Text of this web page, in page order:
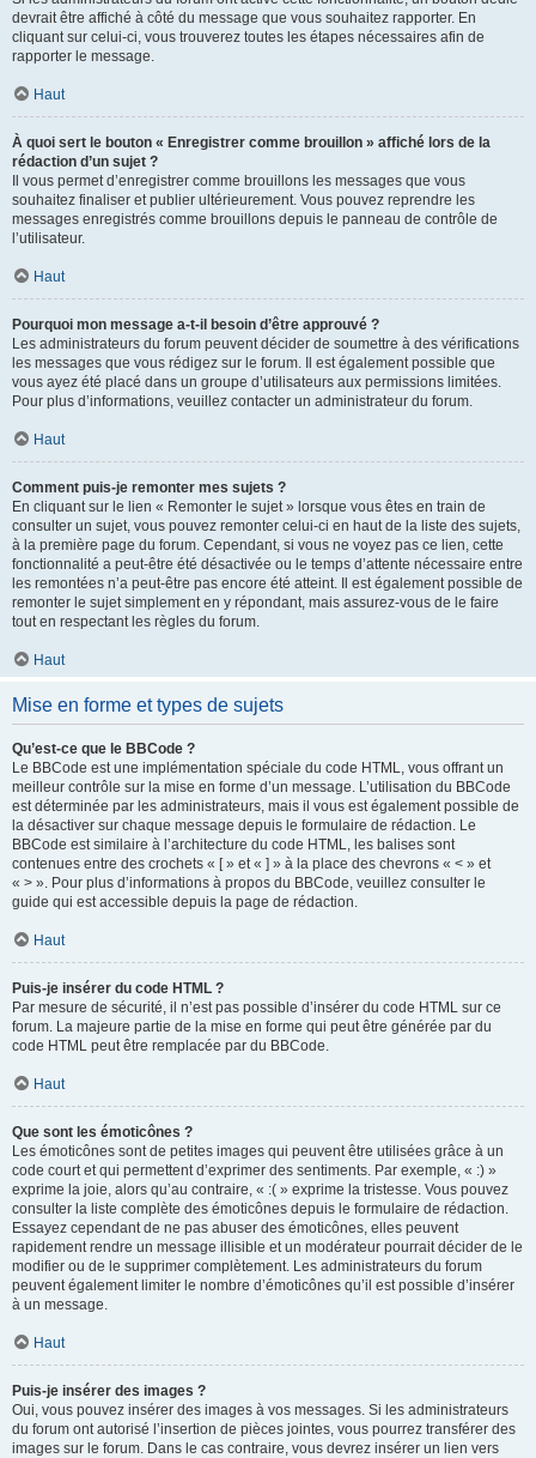
devrait être affiché à côté du message que vous souhaitez rapporter. En
cliquant sur celui-ci, vous trouverez toutes les étapes nécessaires afin de
rapporter le message.
Haut
À quoi sert le bouton « Enregistrer comme brouillon » affiché lors de la
rédaction d’un sujet ?
Il vous permet d’enregistrer comme brouillons les messages que vous
souhaitez finaliser et publier ultérieurement. Vous pouvez reprendre les
messages enregistrés comme brouillons depuis le panneau de contrôle de
l’utilisateur.
Haut
Pourquoi mon message a-t-il besoin d’être approuvé ?
Les administrateurs du forum peuvent décider de soumettre à des vérifications
les messages que vous rédigez sur le forum. Il est également possible que
vous ayez été placé dans un groupe d’utilisateurs aux permissions limitées.
Pour plus d’informations, veuillez contacter un administrateur du forum.
Haut
Comment puis-je remonter mes sujets ?
En cliquant sur le lien « Remonter le sujet » lorsque vous êtes en train de
consulter un sujet, vous pouvez remonter celui-ci en haut de la liste des sujets,
à la première page du forum. Cependant, si vous ne voyez pas ce lien, cette
fonctionnalité a peut-être été désactivée ou le temps d’attente nécessaire entre
les remontées n’a peut-être pas encore été atteint. Il est également possible de
remonter le sujet simplement en y répondant, mais assurez-vous de le faire
tout en respectant les règles du forum.
Haut
Mise en forme et types de sujets
Qu’est-ce que le BBCode ?
Le BBCode est une implémentation spéciale du code HTML, vous offrant un
meilleur contrôle sur la mise en forme d’un message. L’utilisation du BBCode
est déterminée par les administrateurs, mais il vous est également possible de
la désactiver sur chaque message depuis le formulaire de rédaction. Le
BBCode est similaire à l’architecture du code HTML, les balises sont
contenues entre des crochets « [ » et « ] » à la place des chevrons « < » et
« > ». Pour plus d’informations à propos du BBCode, veuillez consulter le
guide qui est accessible depuis la page de rédaction.
Haut
Puis-je insérer du code HTML ?
Par mesure de sécurité, il n’est pas possible d’insérer du code HTML sur ce
forum. La majeure partie de la mise en forme qui peut être générée par du
code HTML peut être remplacée par du BBCode.
Haut
Que sont les émoticônes ?
Les émoticônes sont de petites images qui peuvent être utilisées grâce à un
code court et qui permettent d’exprimer des sentiments. Par exemple, « :) »
exprime la joie, alors qu’au contraire, « :( » exprime la tristesse. Vous pouvez
consulter la liste complète des émoticônes depuis le formulaire de rédaction.
Essayez cependant de ne pas abuser des émoticônes, elles peuvent
rapidement rendre un message illisible et un modérateur pourrait décider de le
modifier ou de le supprimer complètement. Les administrateurs du forum
peuvent également limiter le nombre d’émoticônes qu’il est possible d’insérer
à un message.
Haut
Puis-je insérer des images ?
Oui, vous pouvez insérer des images à vos messages. Si les administrateurs
du forum ont autorisé l’insertion de pièces jointes, vous pourrez transférer des
images sur le forum. Dans le cas contraire, vous devrez insérer un lien vers